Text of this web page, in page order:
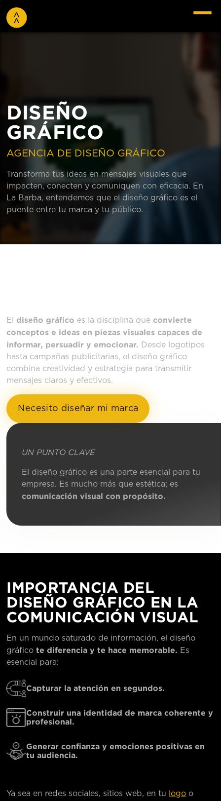
DISEÑO
GRÁFICO
AGENCIA DE DISEÑO GRÁFICO
Transforma tus ideas en mensajes visuales que
impacten, conecten y comuniquen con eficacia. En
La Barba, entendemos que el diseño gráfico es el
puente entre tu marca y tu público.
El diseño gráfico es la disciplina que convierte
conceptos e ideas en piezas visuales capaces de
informar, persuadir y emocionar.
Desde logotipos
hasta campañas publicitarias, el diseño gráfico
combina creatividad y estrategia para transmitir
mensajes claros y efectivos.
Necesito diseñar mi marca
UN PUNTO CLAVE
El diseño gráfico es una parte esencial para tu
empresa. Es mucho más que estética; es
comunicación visual con propósito.
IMPORTANCIA DEL
DISEÑO GRÁFICO EN LA
COMUNICACIÓN VISUAL
En un mundo saturado de información, el diseño
gráficote diferencia y te hace memorable. Es
esencial para:
Capturar la atención en segundos.
Construir una identidad de marca coherente y
profesional.
Generar confianza y emociones positivas en
tu audiencia.
Ya sea en redes sociales, sitios web, en tu logo o